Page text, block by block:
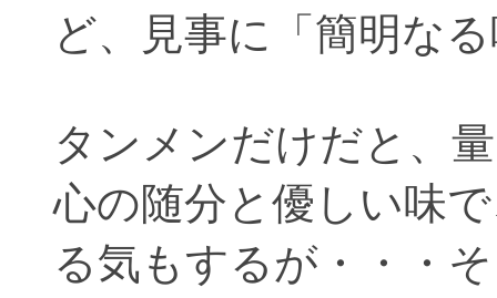
ど、見事に「簡明な
タンメンだけだと、
心の随分と優しい味
る気もするが・・・